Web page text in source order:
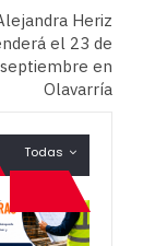
Heriz
el 23 de
septiembre en
Olavarría
Todas